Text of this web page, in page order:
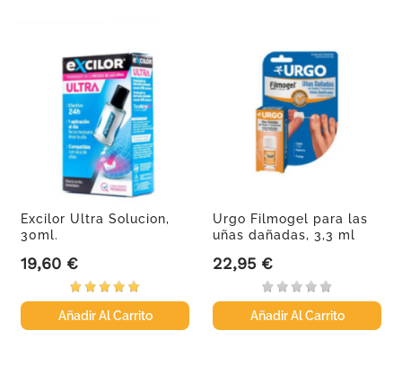
Excilor Ultra Solucion,
30ml.
Precio
19,60 €
Añadir Al Carrito
Urgo Filmogel para las
uñas dañadas, 3,3 ml
Precio
22,95 €
Añadir Al Carrito